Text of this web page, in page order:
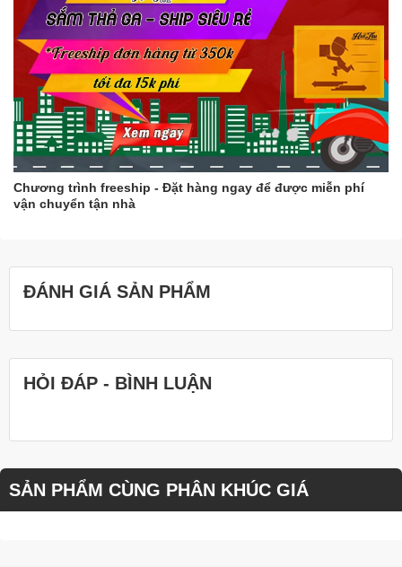
Để tránh khuôn bị móc thâm kim sau khi sử dụng một thời gian,
các bạn nhớ rửa sạch, làm khô khuôn sau khi sử dụng.
Các bước làm sách khuôn:
B1: Rửa sạch khuôn với nước, lấy sạch bột còn bám trong khuôn
B2: Úp ngược khuôn để ráo nước
B3: Phơi nắng, hoặc sấy trong lò vi sóng hoặc dùng máy sấy tóc
xấy khô lòng khuôn
B4: Bảo quản ở nhiệt độ phòng
Chương trình freeship - Đặt hàng ngay để được miễn phí
vận chuyển tận nhà
ĐÁNH GIÁ SẢN PHẨM
HỎI ĐÁP - BÌNH LUẬN
SẢN PHẨM CÙNG PHÂN KHÚC GIÁ